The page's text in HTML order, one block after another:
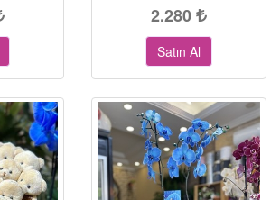
2.280
Satın Al